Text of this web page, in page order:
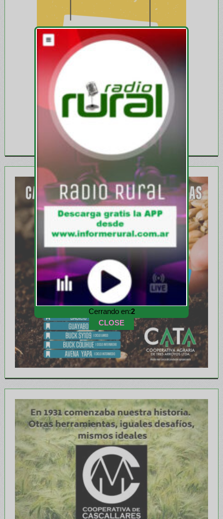
Cerrando en:1
CLOSE